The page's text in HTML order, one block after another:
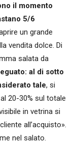
il momento
5/6
un grande
vendita dolce. Di
salata da
al di sotto
tale, si
20-30% sul totale
in vetrina si
all’acquisto».
nel salato.